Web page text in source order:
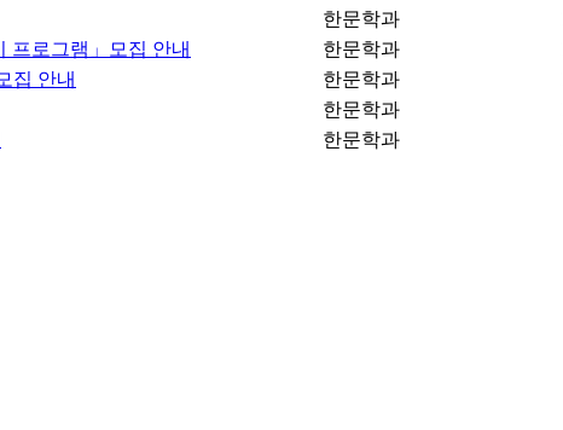
한문학과
프로그램」모집 안내 한문학과
집 안내 한문학과
한문학과
한문학과